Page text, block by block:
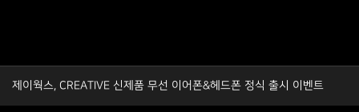
제이웍스, CREATIVE 신제품 무선 이어폰&헤드폰 정식 출시 이벤트